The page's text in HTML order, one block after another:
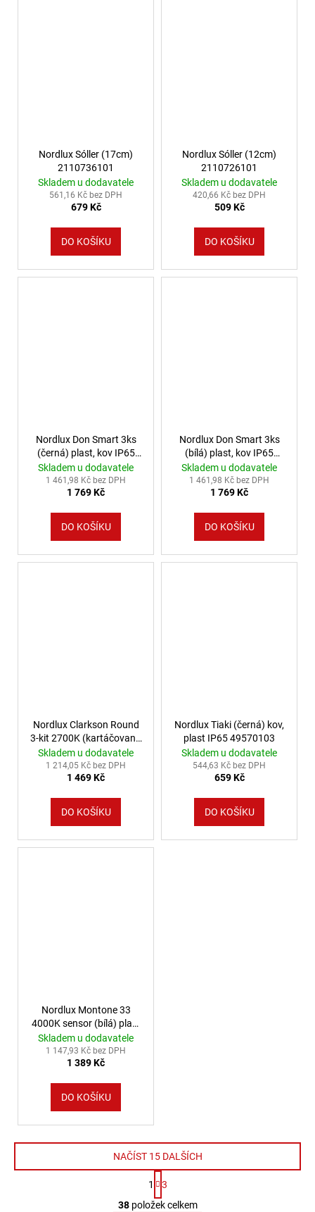
Nordlux Sóller (17cm)
2110736101
Skladem u dodavatele
561,16 Kč bez DPH
679 Kč
DO KOŠÍKU
Nordlux Sóller (12cm)
2110726101
Skladem u dodavatele
420,66 Kč bez DPH
509 Kč
DO KOŠÍKU
Nordlux Don Smart 3ks
(černá) plast, kov IP65
2210500003
Skladem u dodavatele
1 461,98 Kč bez DPH
1 769 Kč
DO KOŠÍKU
Nordlux Don Smart 3ks
(bílá) plast, kov IP65
2210500001
Skladem u dodavatele
1 461,98 Kč bez DPH
1 769 Kč
DO KOŠÍKU
Nordlux Clarkson Round
3-kit 2700K (kartáčovaná
ocel) plast, kov IP65
47590132
Skladem u dodavatele
1 214,05 Kč bez DPH
1 469 Kč
DO KOŠÍKU
Nordlux Tiaki (černá) kov,
plast IP65 49570103
Skladem u dodavatele
544,63 Kč bez DPH
659 Kč
DO KOŠÍKU
Nordlux Montone 33
4000K sensor (bílá) plast
IP44 2210486101
Skladem u dodavatele
1 147,93 Kč bez DPH
1 389 Kč
DO KOŠÍKU
Ovládací prvky výpisu
NAČÍST 15 DALŠÍCH
Stránkování
1
3
38položek celkem